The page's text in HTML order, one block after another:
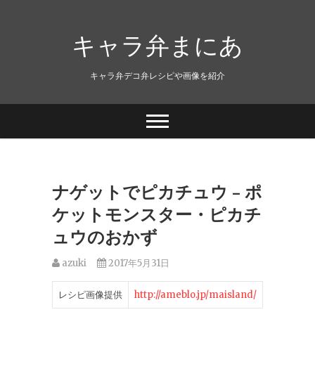
キャラ弁まにあ
キャラ弁デコ弁レシピや画像を紹介
ナゲットでピカチュウ – ポ
ケットモンスター・ピカチ
ュウのおかず
azuki 2017年5月31日
レシピ画像提供 http://ameblo.jp/maisland/